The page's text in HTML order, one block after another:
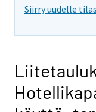
Siirry uudelle